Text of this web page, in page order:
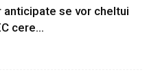
se vor cheltui
cere...